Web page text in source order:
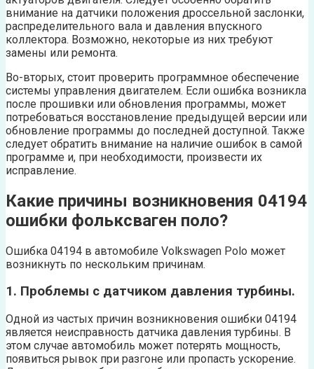
внимание на датчики положения дроссельной заслонки,
распределительного вала и давления впускного
коллектора. Возможно, некоторые из них требуют
замены или ремонта.
Во-вторых, стоит проверить программное обеспечение
системы управления двигателем. Если ошибка возникла
после прошивки или обновления программы, может
потребоваться восстановление предыдущей версии или
обновление программы до последней доступной. Также
следует обратить внимание на наличие ошибок в самой
программе и, при необходимости, произвести их
исправление.
Какие причины возникновения 04194
ошибки фольксваген поло?
Ошибка 04194 в автомобиле Volkswagen Polo может
возникнуть по нескольким причинам.
1. Проблемы с датчиком давления турбины.
Одной из частых причин возникновения ошибки 04194
является неисправность датчика давления турбины. В
этом случае автомобиль может потерять мощность,
появиться рывок при разгоне или пропасть ускорение.